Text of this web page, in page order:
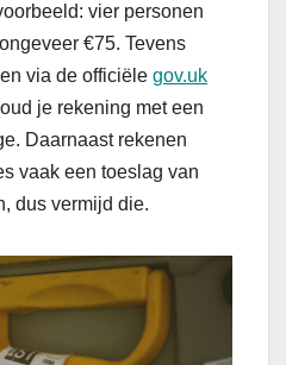
vier personen
€75. Tevens
via de officiële gov.uk
je rekening met een
Daarnaast rekenen
vaak een toeslag van
dus vermijd die.